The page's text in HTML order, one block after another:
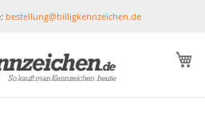
bestellung@billigkennzeichen.de